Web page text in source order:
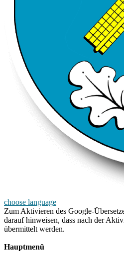
choose language
Zum Aktivieren des Google-
darauf hinweisen, dass nach der
übermittelt werden.
Hauptmenü